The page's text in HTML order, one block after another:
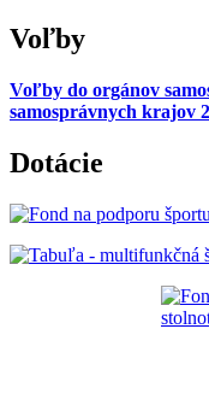
Voľby
Voľby do orgánov
samosprávnych krajov
Dotácie